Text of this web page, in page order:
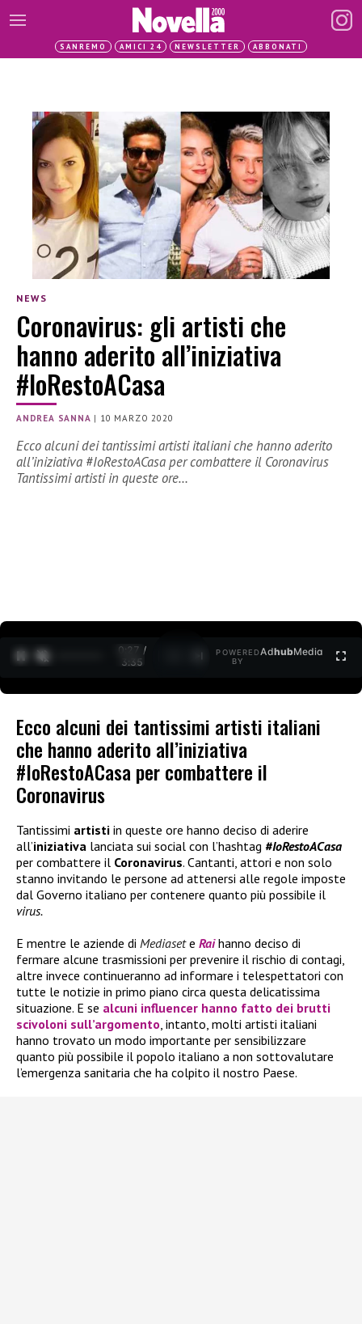
SANREMO AMICI 24 NEWSLETTER ABBONATI
NEWS
Coronavirus: gli artisti che
hanno aderito all’iniziativa
#IoRestoACasa
ANDREA SANNA | 10 MARZO 2020
Ecco alcuni dei tantissimi artisti italiani che hanno aderito
all’iniziativa #IoRestoACasa per combattere il Coronavirus
Tantissimi artisti in queste ore…
0:27 /
3:35
POWERED
BY
AdhubMedia
Ecco alcuni dei tantissimi artisti italiani
che hanno aderito all’iniziativa
#IoRestoACasa per combattere il
Coronavirus
Tantissimi artisti in queste ore hanno deciso di aderire
all’iniziativa lanciata sui social con l’hashtag #IoRestoACasa
per combattere il Coronavirus. Cantanti, attori e non solo
stanno invitando le persone ad attenersi alle regole imposte
dal Governo italiano per contenere quanto più possibile il
virus.
E mentre le aziende di Mediaset e Rai hanno deciso di
fermare alcune trasmissioni per prevenire il rischio di contagi,
altre invece continueranno ad informare i telespettatori con
tutte le notizie in primo piano circa questa delicatissima
situazione. E se alcuni influencer hanno fatto dei brutti
scivoloni sull’argomento, intanto, molti artisti italiani
hanno trovato un modo importante per sensibilizzare
quanto più possibile il popolo italiano a non sottovalutare
l’emergenza sanitaria che ha colpito il nostro Paese.